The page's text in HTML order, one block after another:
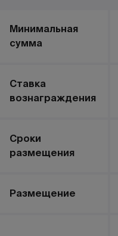
Минимальная
сумма
Ставка
вознаграждения
Сроки
размещения
Размещение